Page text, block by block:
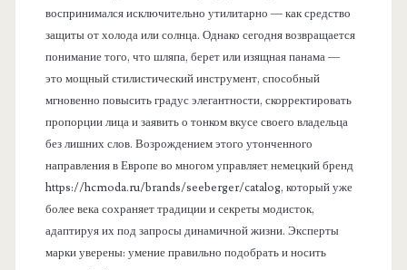
воспринимался исключительно утилитарно — как средство
защиты от холода или солнца. Однако сегодня возвращается
понимание того, что шляпа, берет или изящная панама —
это мощный стилистический инструмент, способный
мгновенно повысить градус элегантности, скорректировать
пропорции лица и заявить о тонком вкусе своего владельца
без лишних слов. Возрождением этого утонченного
направления в Европе во многом управляет немецкий бренд
https://hcmoda.ru/brands/seeberger/catalog, который уже
более века сохраняет традиции и секреты модисток,
адаптируя их под запросы динамичной жизни. Эксперты
марки уверены: умение правильно подобрать и носить